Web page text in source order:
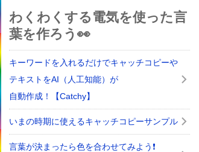
わくわくする電気を使った言
葉を作ろう👀
キーワードを入れるだけでキャッチコピーや
テキストをAI（人工知能）が
自動作成！【Catchy】
いまの時期に使えるキャッチコピーサンプル
言葉が決まったら色を合わせてみよう❗